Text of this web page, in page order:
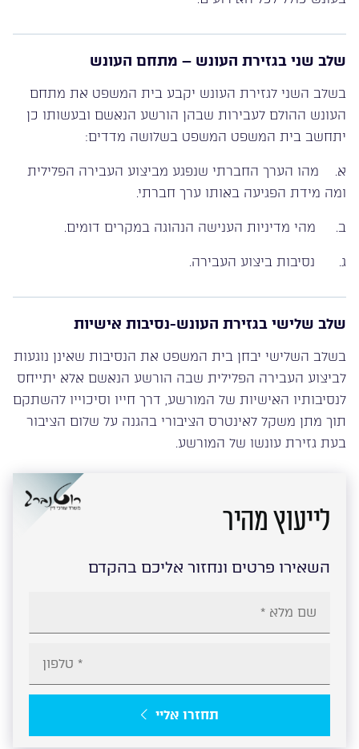
שלב שני בגזירת העונש – מתחם העונש
בשלב השני לגזירת העונש יקבע בית המשפט את מתחם
העונש ההולם לעבירות שבהן הורשע הנאשם ובעשותו כן
יתחשב בית המשפט המשפט בשלושה מדדים:
א. מהו הערך החברתי שנפגע מביצוע העבירה הפלילית
ומה מידת הפגיעה באותו ערך חברתי.
ב. מהי מדיניות הענישה הנהוגה במקרים דומים.
ג. נסיבות ביצוע העבירה.
שלב שלישי בגזירת העונש-נסיבות אישיות
בשלב השלישי יבחן בית המשפט את הנסיבות שאינן נוגעות
לביצוע העבירה הפלילית שבה הורשע הנאשם אלא יתייחס
לנסיבותיו האישיות של המורשע, דרך חייו וסיכוייו להשתקם
תוך מתן משקל לאינטרס הציבורי בהגנה על שלום הציבור
בעת גזירת עונשו של המורשע.
לייעוץ מהיר
השאירו פרטים ונחזור אליכם בהקדם
תחזרו אליי